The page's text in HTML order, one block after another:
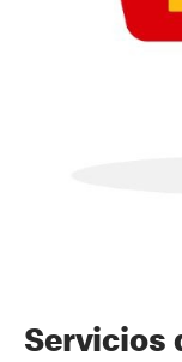
Servicios